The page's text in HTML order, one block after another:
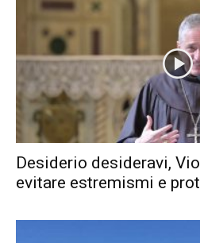
Desiderio desideravi,
evitare estremismi e